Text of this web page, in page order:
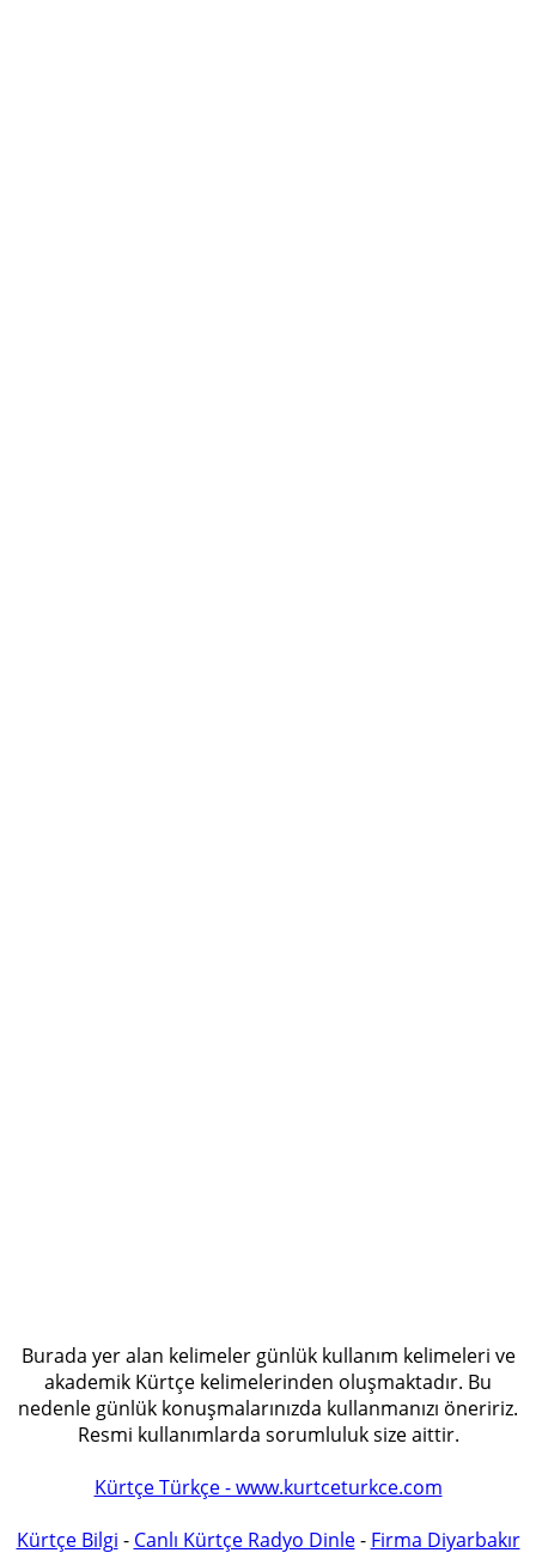
Burada yer alan kelimeler günlük kullanım kelimeleri ve
akademik Kürtçe kelimelerinden oluşmaktadır. Bu
nedenle günlük konuşmalarınızda kullanmanızı öneririz.
Resmi kullanımlarda sorumluluk size aittir.
Kürtçe Türkçe - www.kurtceturkce.com
Kürtçe Bilgi - Canlı Kürtçe Radyo Dinle- Firma Diyarbakır